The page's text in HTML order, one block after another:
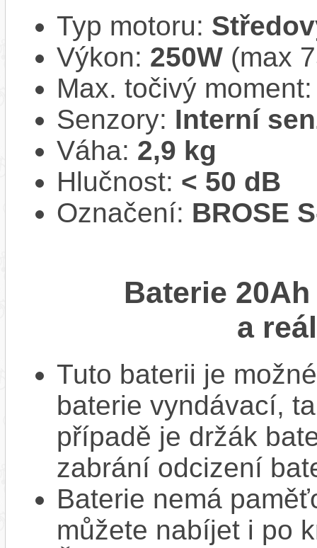
Typ motoru:
Výkon: 250W (max
Max. točivý
Senzory: Interní
Váha: 2,9 kg
Hlučnost: < 50 dB
Označení: BROSE
Baterie
a
Tuto baterii je
baterie vyndávací,
případě je držák
zabrání odcizení
Baterie nemá
můžete nabíjet i po